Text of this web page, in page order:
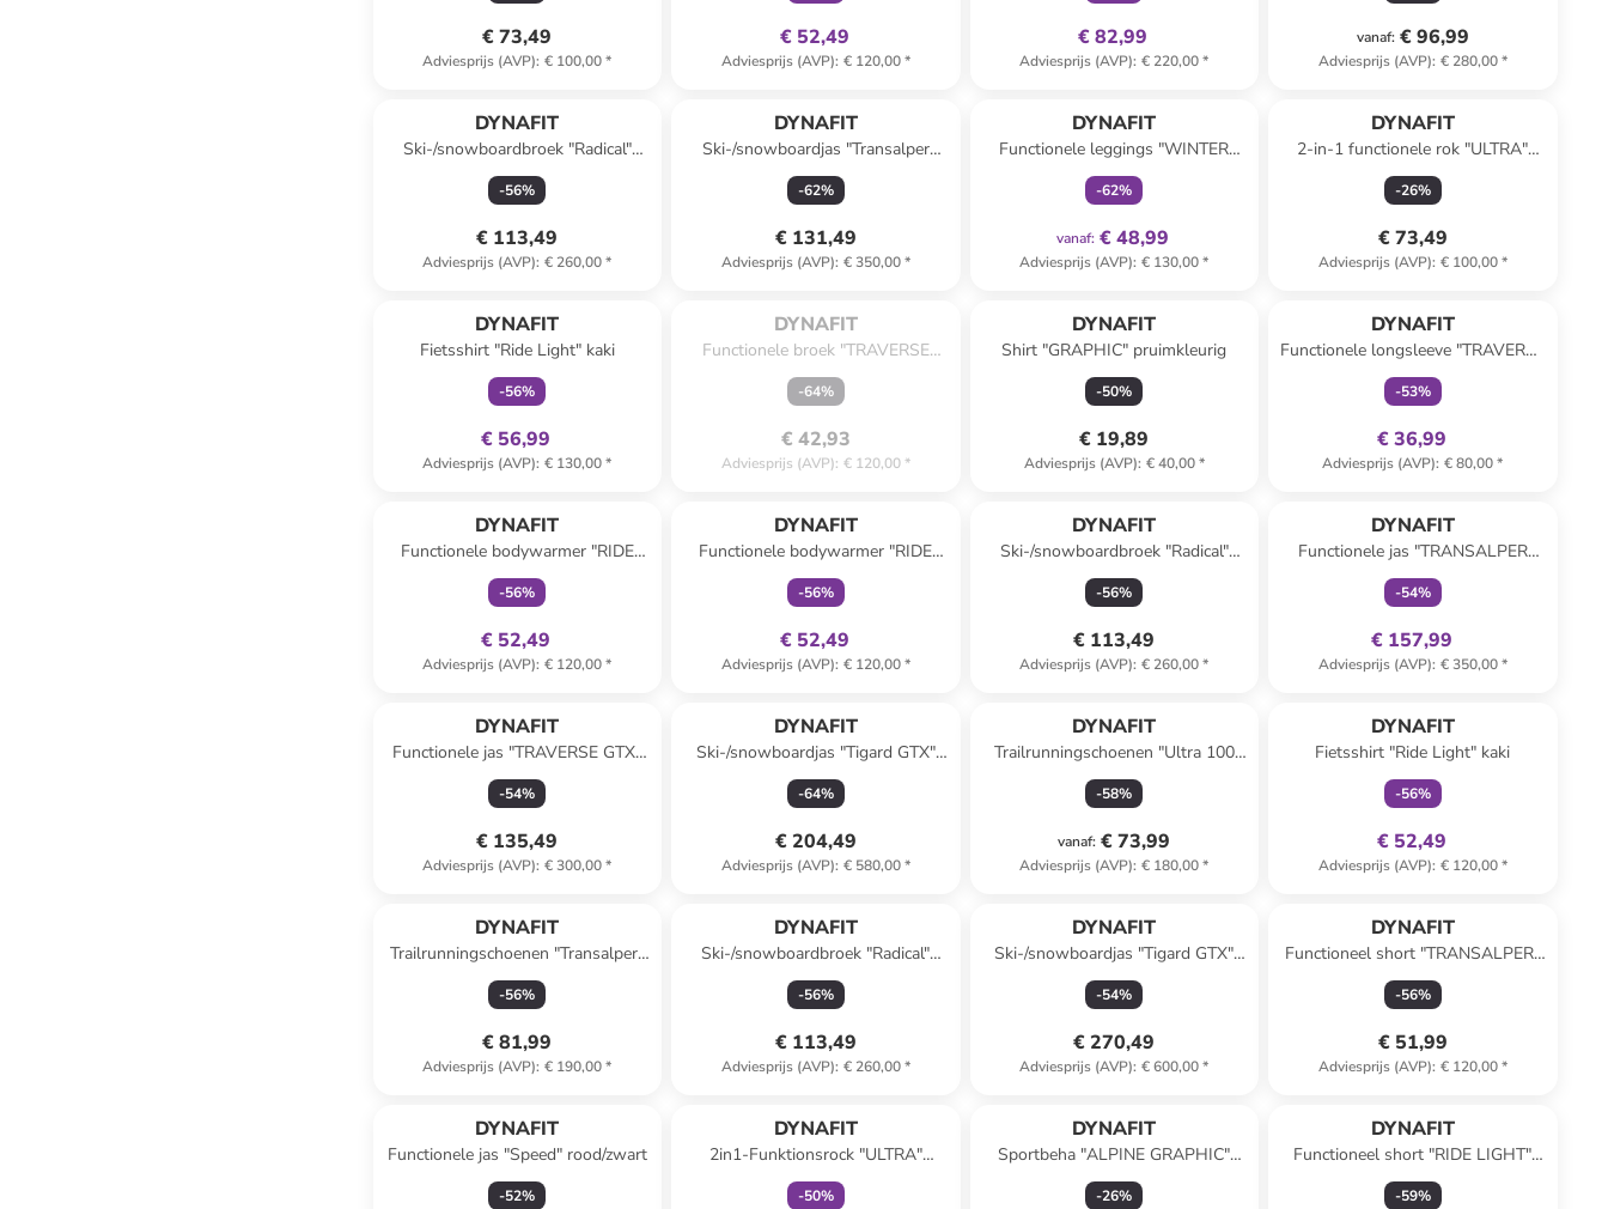
€ 73,49
Adviesprijs (AVP): € 100,00*
€ 52,49
Adviesprijs (AVP): € 120,00*
€ 82,99
Adviesprijs (AVP): € 220,00*
vanaf: € 96,99
Adviesprijs (AVP): € 280,00*
DYNAFIT
Ski-/snowboardbroek "Radical"
groen
-56%
€ 113,49
Adviesprijs (AVP): € 260,00*
DYNAFIT
Ski-/snowboardjas "Transalper
GTX" rood
-62%
€ 131,49
Adviesprijs (AVP): € 350,00*
DYNAFIT
Functionele leggings "WINTER
RUNNING" bordeaux
-62%
vanaf: € 48,99
Adviesprijs (AVP): € 130,00*
DYNAFIT
2-in-1 functionele rok "ULTRA"
oranje/zwart
-26%
€ 73,49
Adviesprijs (AVP): € 100,00*
DYNAFIT
Fietsshirt "Ride Light" kaki
-56%
€ 56,99
Adviesprijs (AVP): € 130,00*
uitverkocht.
DYNAFIT
Functionele broek "TRAVERSE
DST" donkerblauw
-64%
€ 42,93
Adviesprijs (AVP): € 120,00*
DYNAFIT
Shirt "GRAPHIC" pruimkleurig
-50%
€ 19,89
Adviesprijs (AVP): € 40,00*
DYNAFIT
Functionele longsleeve "TRAVERSE
S-TECH" bordeaux/donkerblauw
-53%
€ 36,99
Adviesprijs (AVP): € 80,00*
DYNAFIT
Functionele bodywarmer "RIDE
LIGHT" rood
-56%
€ 52,49
Adviesprijs (AVP): € 120,00*
DYNAFIT
Functionele bodywarmer "RIDE
LIGHT" turquoise
-56%
€ 52,49
Adviesprijs (AVP): € 120,00*
DYNAFIT
Ski-/snowboardbroek "Radical"
donkerblauw
-56%
€ 113,49
Adviesprijs (AVP): € 260,00*
DYNAFIT
Functionele jas "TRANSALPER
GTX" groen/bordeaux
-54%
€ 157,99
Adviesprijs (AVP): € 350,00*
DYNAFIT
Functionele jas "TRAVERSE GTX"
petrol
-54%
€ 135,49
Adviesprijs (AVP): € 300,00*
DYNAFIT
Ski-/snowboardjas "Tigard GTX"
paars/lichtblauw
-64%
€ 204,49
Adviesprijs (AVP): € 580,00*
DYNAFIT
Trailrunningschoenen "Ultra 100
GTX" mintgroen
-58%
vanaf: € 73,99
Adviesprijs (AVP): € 180,00*
DYNAFIT
Fietsshirt "Ride Light" kaki
-56%
€ 52,49
Adviesprijs (AVP): € 120,00*
DYNAFIT
Trailrunningschoenen "Transalper"
zwart
-56%
€ 81,99
Adviesprijs (AVP): € 190,00*
DYNAFIT
Ski-/snowboardbroek "Radical"
bordeaux
-56%
€ 113,49
Adviesprijs (AVP): € 260,00*
DYNAFIT
Ski-/snowboardjas "Tigard GTX"
roze
-54%
€ 270,49
Adviesprijs (AVP): € 600,00*
DYNAFIT
Functioneel short "TRANSALPER"
mintgroen
-56%
€ 51,99
Adviesprijs (AVP): € 120,00*
DYNAFIT
Functionele jas "Speed" rood/zwart
-52%
DYNAFIT
2in1-Funktionsrock "ULTRA"
donkerblauw
-50%
DYNAFIT
Sportbeha "ALPINE GRAPHIC"
oranje
-26%
DYNAFIT
Functioneel short "RIDE LIGHT"
bordeaux
-59%